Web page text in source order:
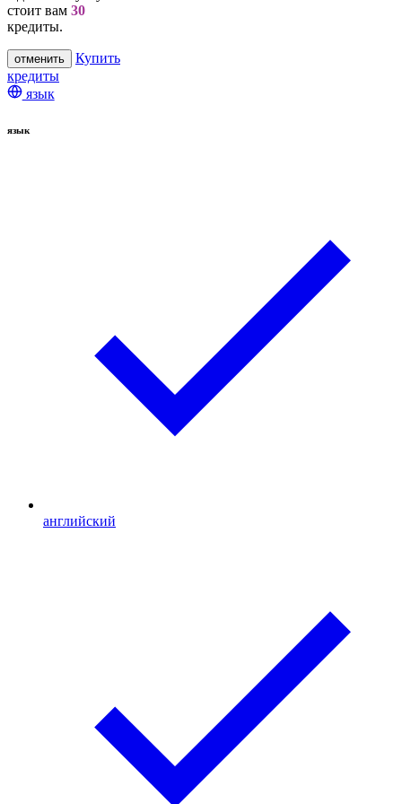
стоит вам 30
кредиты.
отменить
Купить
кредиты
язык
язык
английский